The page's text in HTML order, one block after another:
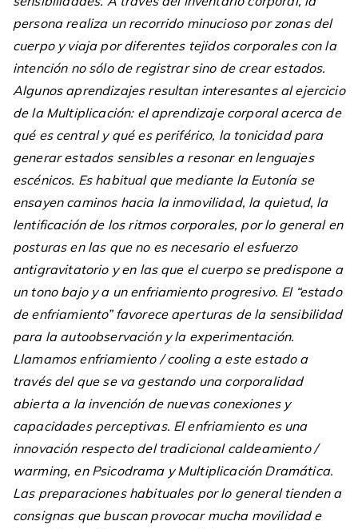
persona realiza un recorrido minucioso por zonas del
cuerpo y viaja por diferentes tejidos corporales con la
intención no sólo de registrar sino de crear estados.
Algunos aprendizajes resultan interesantes al ejercicio
de la Multiplicación: el aprendizaje corporal acerca de
qué es central y qué es periférico, la tonicidad para
generar estados sensibles a resonar en lenguajes
escénicos. Es habitual que mediante la Eutonía se
ensayen caminos hacia la inmovilidad, la quietud, la
lentificación de los ritmos corporales, por lo general en
posturas en las que no es necesario el esfuerzo
antigravitatorio y en las que el cuerpo se predispone a
un tono bajo y a un enfriamiento progresivo. El “estado
de enfriamiento” favorece aperturas de la sensibilidad
para la autoobservación y la experimentación.
Llamamos enfriamiento / cooling a este estado a
través del que se va gestando una corporalidad
abierta a la invención de nuevas conexiones y
capacidades perceptivas. El enfriamiento es una
innovación respecto del tradicional caldeamiento /
warming, en Psicodrama y Multiplicación Dramática.
Las preparaciones habituales por lo general tienden a
consignas que buscan provocar mucha movilidad e